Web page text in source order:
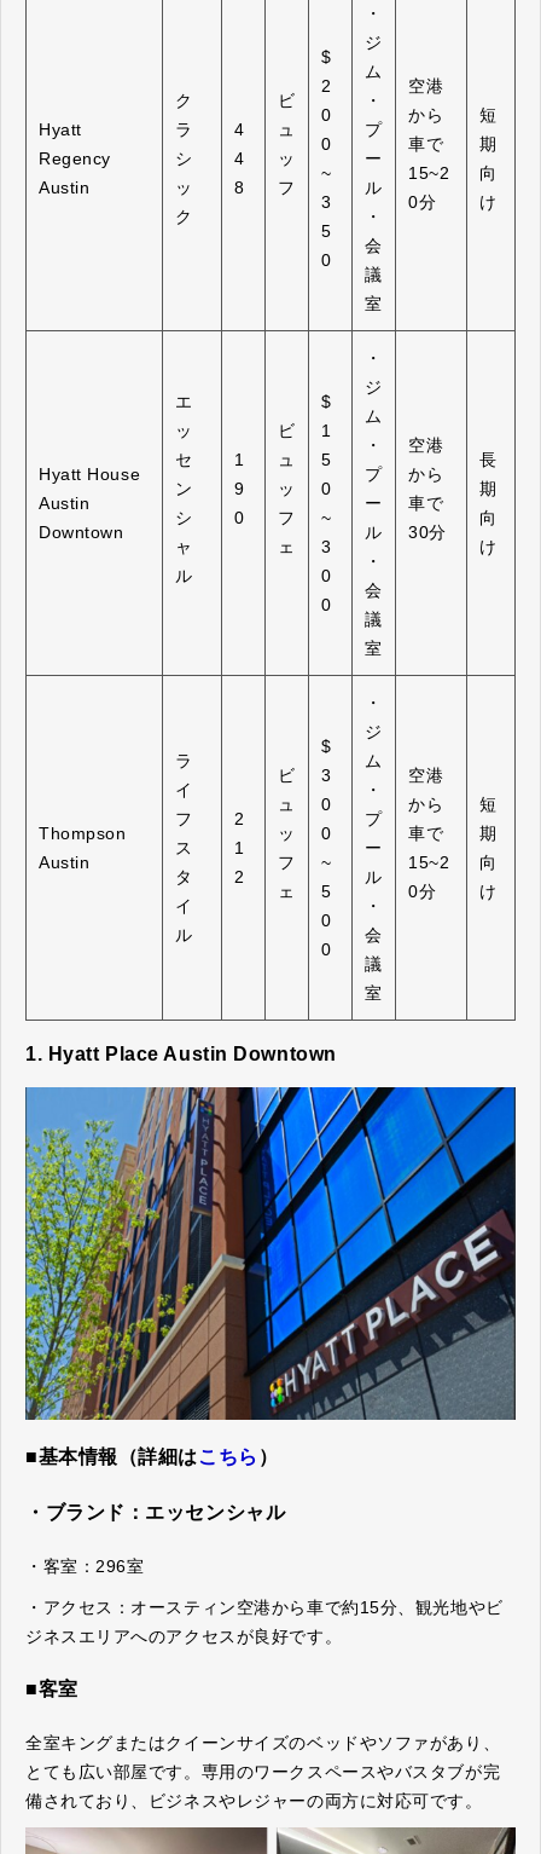
Hyatt
Regency
Austin
ク
ラ
シ
ッ
ク
4
4
8
ビ
ュ
ッ
フ
$
2
0
0
~
3
5
0
・
ジ
ム
・
プ
ー
ル
・
会
議
室
空港
から
車で
15~2
0分
短
期
向
け
Hyatt House
Austin
Downtown
エ
ッ
セ
ン
シ
ャ
ル
1
9
0
ビ
ュ
ッ
フ
ェ
$
1
5
0
~
3
0
0
・
ジ
ム
・
プ
ー
ル
・
会
議
室
空港
から
車で
30分
長
期
向
け
Thompson
Austin
ラ
イ
フ
ス
タ
イ
ル
2
1
2
ビ
ュ
ッ
フ
ェ
$
3
0
0
~
5
0
0
・
ジ
ム
・
プ
ー
ル
・
会
議
室
空港
から
車で
15~2
0分
短
期
向
け
1. Hyatt Place Austin Downtown
■基本情報（詳細はこちら ）
・ブランド：エッセンシャル
・客室：296室
・アクセス：オースティン空港から車で約15分、観光地やビ
ジネスエリアへのアクセスが良好です。
■客室
全室キングまたはクイーンサイズのベッドやソファがあり、
とても広い部屋です。専用のワークスペースやバスタブが完
備されており、ビジネスやレジャーの両方に対応可です。